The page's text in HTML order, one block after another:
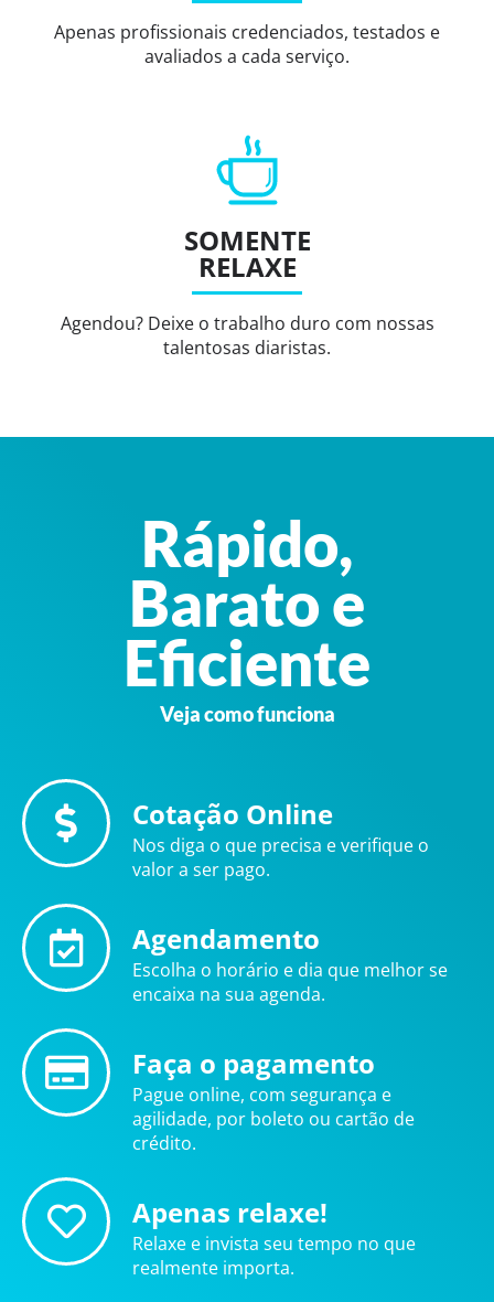
Apenas profissionais credenciados, testados e
avaliados a cada serviço.
SOMENTE
RELAXE
Agendou? Deixe o trabalho duro com nossas
talentosas diaristas.
Rápido,
Barato e
Eficiente
Veja como funciona
Cotação Online
Nos diga o que precisa e verifique o
valor a ser pago.
Agendamento
Escolha o horário e dia que melhor se
encaixa na sua agenda.
Faça o pagamento
Pague online, com segurança e
agilidade, por boleto ou cartão de
crédito.
Apenas relaxe!
Relaxe e invista seu tempo no que
realmente importa.